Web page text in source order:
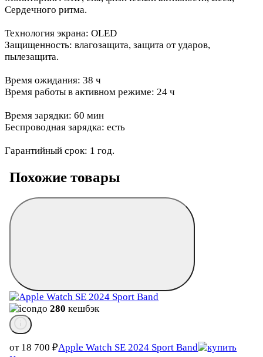
Сердечного ритма.
Технология экрана: OLED
Защищенность: влагозащита, защита от ударов,
пылезащита.
Время ожидания: 38 ч
Время работы в активном режиме: 24 ч
Время зарядки: 60 мин
Беспроводная зарядка: есть
Гарантийный срок: 1 год.
Похожие товары
до280 кешбэк
от 18 700₽Apple Watch SE 2024 Sport Band